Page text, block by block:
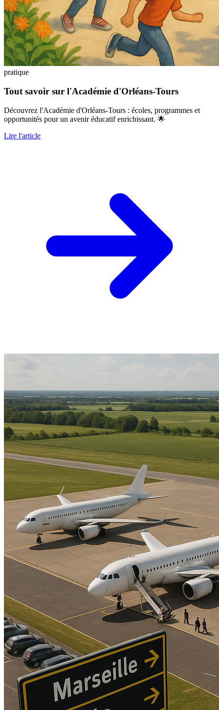
pratique
Tout savoir sur l'Académie d'Orléans-Tours
Découvrez l'Académie d'Orléans-Tours : écoles, programmes et
opportunités pour un avenir éducatif enrichissant. 🌟
Lire l'article